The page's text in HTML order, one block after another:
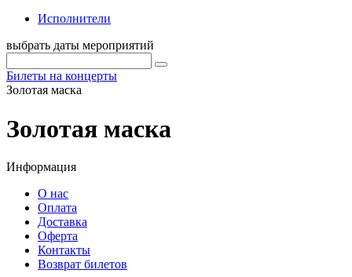
Исполнители
выбрать даты мероприятий
Билеты на концерты
Золотая маска
Золотая маска
Информация
О нас
Оплата
Доставка
Оферта
Контакты
Возврат билетов